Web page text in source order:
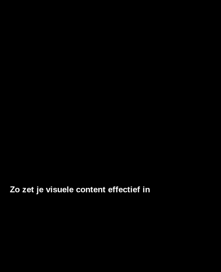
Zo zet je visuele content effectief in